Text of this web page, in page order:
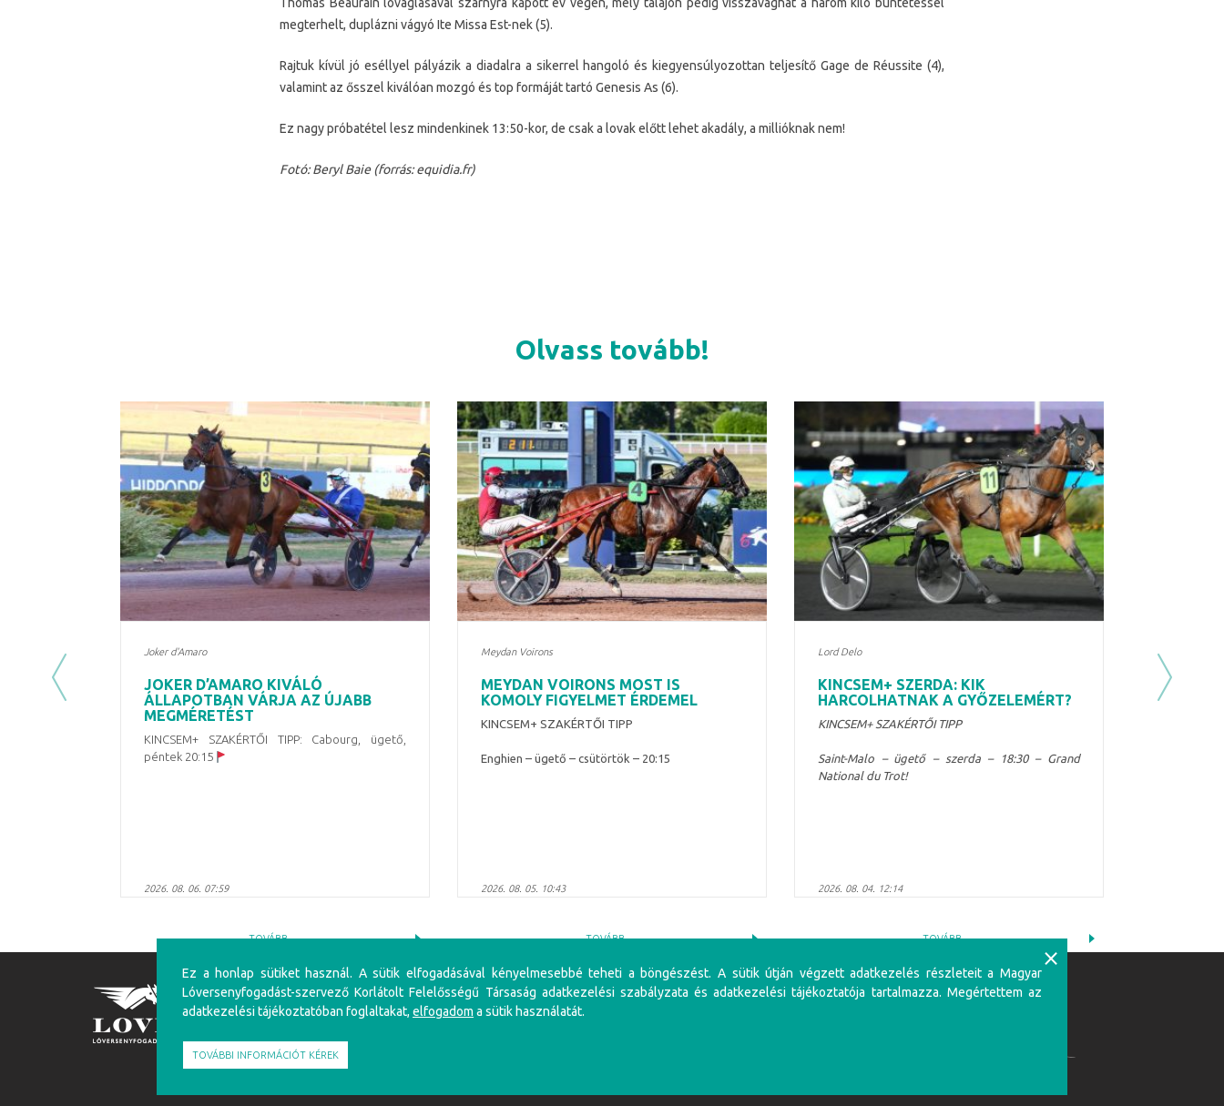
megterhelt, duplázni vágyó Ite Missa Est-nek (5).
Rajtuk kívül jó eséllyel pályázik a diadalra a sikerrel hangoló és kiegyensúlyozottan teljesítő Gage de Réussite (4),
valamint az ősszel kiválóan mozgó és top formáját tartó Genesis As (6).
Ez nagy próbatétel lesz mindenkinek 13:50-kor, de csak a lovak előtt lehet akadály, a millióknak nem!
Fotó: Beryl Baie (forrás: equidia.fr)
Olvass tovább!
Joker d'Amaro
JOKER D’AMARO KIVÁLÓ
ÁLLAPOTBAN VÁRJA AZ ÚJABB
MEGMÉRETÉST
KINCSEM+ SZAKÉRTŐI TIPP: Cabourg, ügető,
péntek 20:15
2026. 08. 06. 07:59
TOVÁBB
Meydan Voirons
MEYDAN VOIRONS MOST IS
KOMOLY FIGYELMET ÉRDEMEL
KINCSEM+ SZAKÉRTŐI TIPP
Enghien – ügető – csütörtök – 20:15
2026. 08. 05. 10:43
TOVÁBB
Lord Delo
KINCSEM+ SZERDA: KIK
HARCOLHATNAK A GYŐZELEMÉRT?
KINCSEM+ SZAKÉRTŐI TIPP
Saint-Malo – ügető – szerda – 18:30 – Grand
National du Trot!
2026. 08. 04. 12:14
TOVÁBB
Previous Next
FIGYELEM!
A túlzásba vitt szerencsejáték ártalmas, mentálhigiénés problémákat, illetve függőséget okozhat! Éljen az önkorlátozás, önkizárás lehetőségével! Szerencsejátékban csak 18 éven
Írj nekünk! Játékosvédelem
Partnerünk:
Ez a honlap sütiket használ. A sütik elfogadásával kényelmesebbé teheti a böngészést. A sütik útján végzett adatkezelés részleteit a Magyar
Lóversenyfogadást-szervező Korlátolt Felelősségű Társaság adatkezelési szabályzata és adatkezelési tájékoztatója tartalmazza. Megértettem az
adatkezelési tájékoztatóban foglaltakat, elfogadom a sütik használatát.
TOVÁBBI INFORMÁCIÓT KÉREK
⨯